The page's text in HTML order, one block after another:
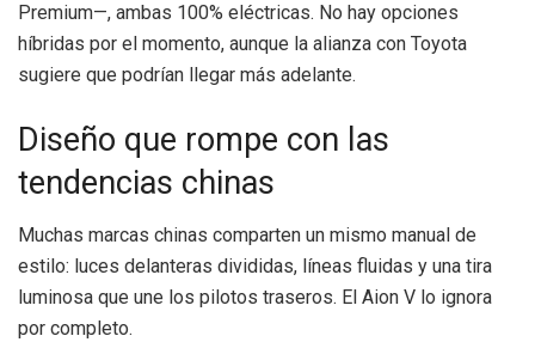
Premium—, ambas 100% eléctricas. No hay opciones
híbridas por el momento, aunque la alianza con Toyota
sugiere que podrían llegar más adelante.
Diseño que rompe con las
tendencias chinas
Muchas marcas chinas comparten un mismo manual de
estilo: luces delanteras divididas, líneas fluidas y una tira
luminosa que une los pilotos traseros. El Aion V lo ignora
por completo.